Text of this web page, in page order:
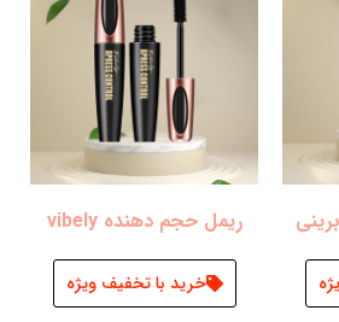
ریمل حجم دهنده vibely
خرید با تخفیف ویژه